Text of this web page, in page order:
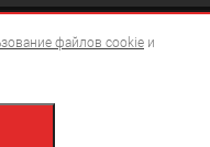
файлов cookie и